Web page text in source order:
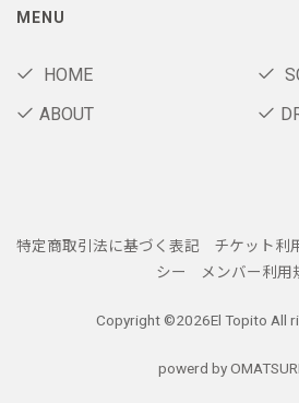
MENU
HOME
ABOUT
特定商取引法に基づく表記 チケット利
シー
メンバー利用
Copyright ©2026El Topito All
powerd by OMATSURI